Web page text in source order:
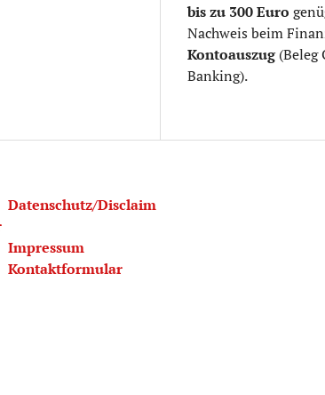
bis zu 300 Euro
Nachweis beim
Kontoauszug(Beleg
Banking).
Datenschutz/Disclaim
Impressum
Kontaktformular